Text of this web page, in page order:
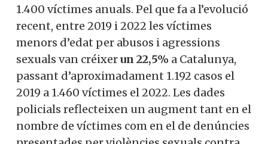
1.400 víctimes anuals. Pel que fa a l’evolució
recent, entre 2019 i 2022 les víctimes
menors d’edat per abusos i agressions
sexuals van créixerun 22,5% a Catalunya,
passant d’aproximadament 1.192 casos el
2019 a 1.460 víctimes el 2022. Les dades
policials reflecteixen un augment tant en el
nombre de víctimes com en el de denúncies